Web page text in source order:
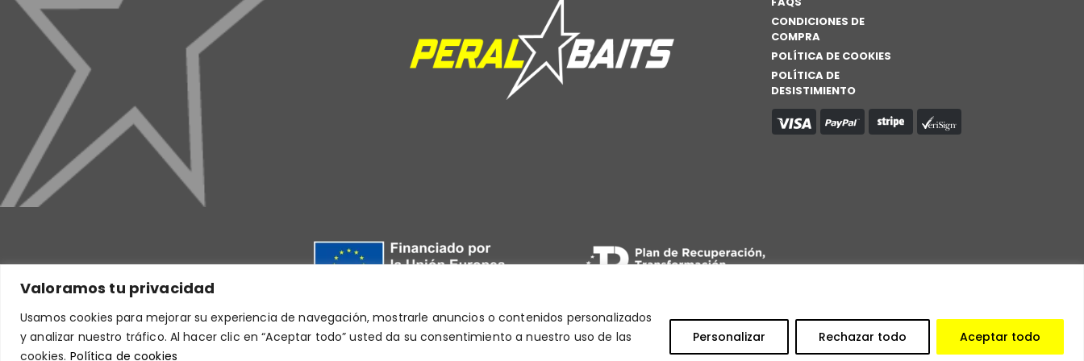
Valoramos tu privacidad
Usamos cookies para mejorar su experiencia de navegación, mostrarle anuncios o contenidos personalizados
y analizar nuestro tráfico. Al hacer clic en “Aceptar todo” usted da su consentimiento a nuestro uso de las
cookies. Política de cookies
Personalizar Rechazar todo Aceptar todo
CONDICIONES DE
COMPRA
POLÍTICA DE COOKIES
POLÍTICA DE
DESISTIMIENTO
2024 ©peralbaits.es. Web Diseñada por